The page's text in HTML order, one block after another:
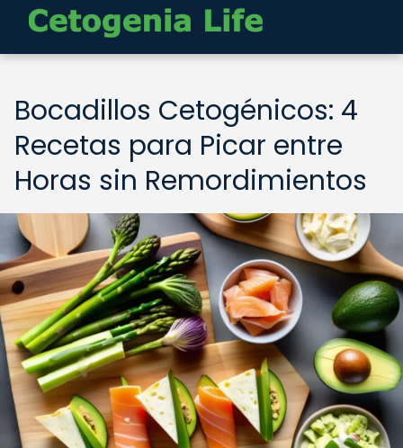
Bocadillos Cetogénicos: 4
Recetas para Picar entre
Horas sin Remordimientos